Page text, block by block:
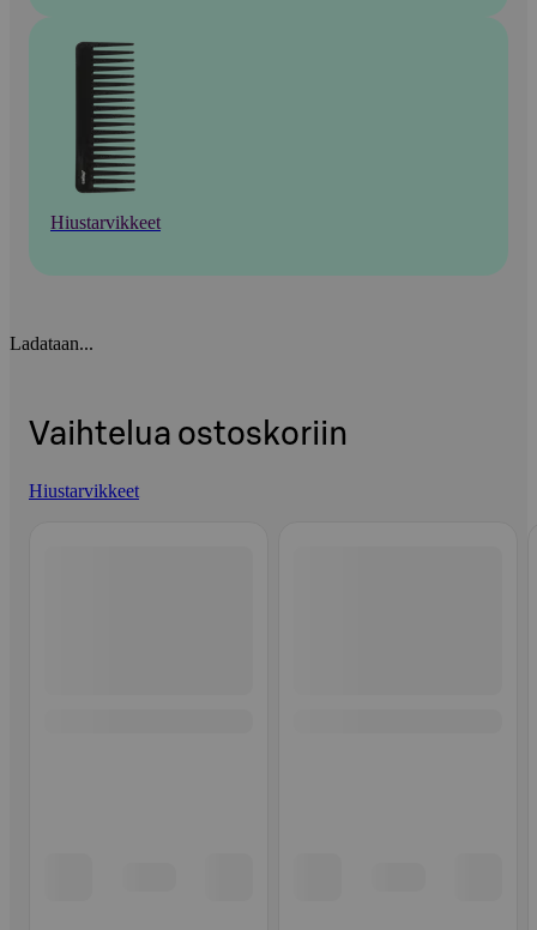
Hiustarvikkeet
Ladataan...
Vaihtelua ostoskoriin
Hiustarvikkeet